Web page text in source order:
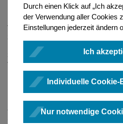
Durch einen Klick auf „Ich
der Verwendung aller Cookies
Einstellungen jederzeit ändern
Ich
Individuelle
Nur notwendige
1. Die Bestätigung eines
Bearbeitungsmodus oder dem
Verwahrungsmasse vornehmen.
Bestätigung auswählen.
3. Korrekturvermerke können Sie im
Verwahrungsmasse sowie im
Zurückweisen eines
anschließende Bearbeitung